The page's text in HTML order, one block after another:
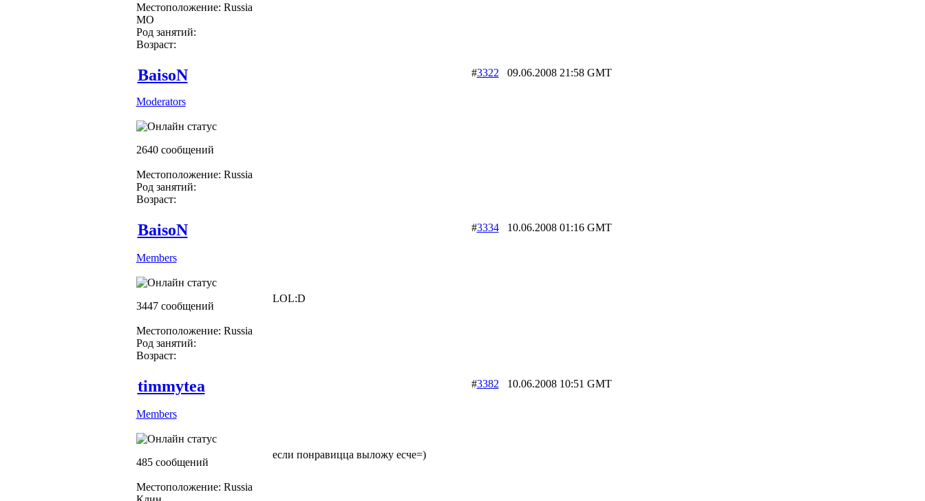
Местоположение: Russia
МО
Род занятий:
Возраст:
BaisoN
Moderators
2640 сообщений
Местоположение: Russia
Род занятий:
Возраст:
#3322 09.06.2008 21:58 GMT
BaisoN
Members
3447 сообщений
Местоположение: Russia
Род занятий:
Возраст:
#333410.06.2008 01:16 GMT
LOL:D
timmytea
Members
485 сообщений
Местоположение: Russia
#3382 10.06.2008 10:51 GMT
если понравицца выложу есче=)